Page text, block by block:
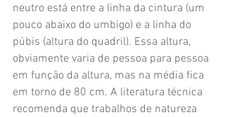
neutro está entre a linha da cintura (um
pouco abaixo do umbigo) e a linha do
púbis (altura do quadril). Essa altura,
obviamente varia de pessoa para pessoa
em função da altura, mas na média fica
em torno de 80 cm. A literatura técnica
recomenda que trabalhos de natureza